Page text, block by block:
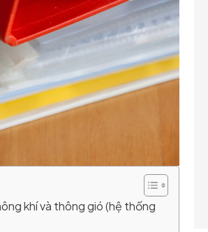
khí và thông gió (hệ thống